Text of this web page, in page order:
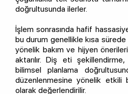
doğrultusunda ilerler.
İşlem sonrasında hafif
bu durum genellikle kısa
yönelik bakım ve hijyen
aktarılır. Diş eti
bilimsel planlama
düzenlenmesine yönelik etkili
olarak değerlendirilir.